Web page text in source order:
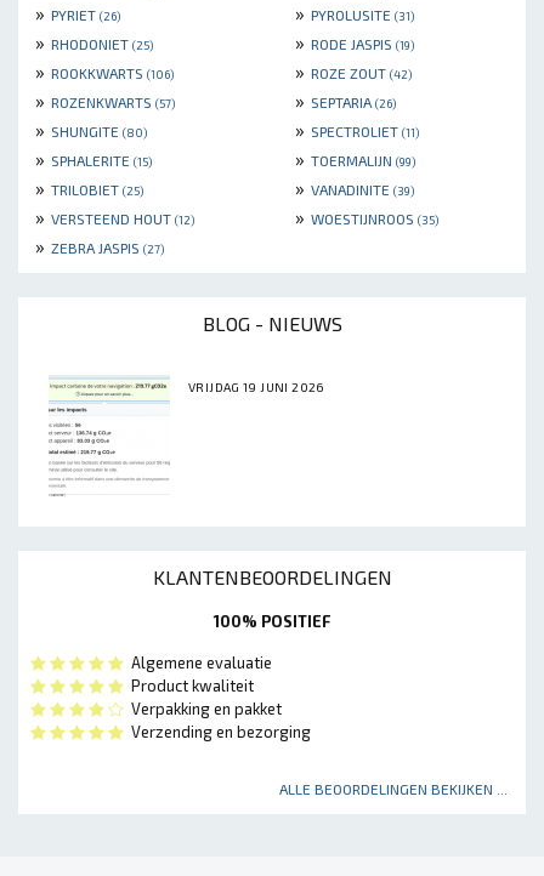
» PYRIET (26) » PYROLUSITE (31)
» RHODONIET (25) » RODE JASPIS (19)
» ROOKKWARTS (106) » ROZE ZOUT (42)
» ROZENKWARTS (57) » SEPTARIA (26)
» SHUNGITE (80) » SPECTROLIET (11)
» SPHALERITE (15) » TOERMALIJN (99)
» TRILOBIET (25) » VANADINITE (39)
» VERSTEEND HOUT (12) » WOESTIJNROOS (35)
» ZEBRA JASPIS (27)
BLOG - NIEUWS
VRIJDAG 19 JUNI 2026
KLANTENBEOORDELINGEN
100% POSITIEF
Algemene evaluatie
Product kwaliteit
Verpakking en pakket
Verzending en bezorging
ALLE BEOORDELINGEN BEKIJKEN ...